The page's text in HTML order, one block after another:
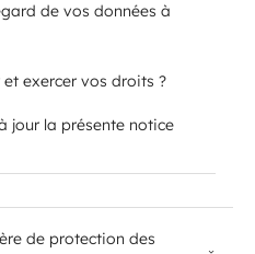
de vos données à
exerc​er vos droits ?
jour la présente notice
de protection des